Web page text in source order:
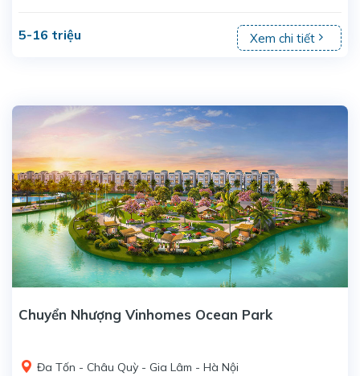
5-16 triệu Xem chi tiết
Chuyển Nhượng Vinhomes Ocean Park
Đa Tốn - Châu Quỳ - Gia Lâm - Hà Nội